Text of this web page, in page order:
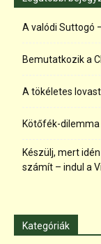
A valódi Suttogó
Bemutatkozik a
A tökéletes
Kötőfék-
Készülj, mert
számít – indul a
Kategóriák